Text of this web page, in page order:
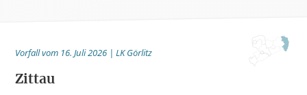
Vorfall vom 16. Juli 2026 | LK Görlitz
Zittau